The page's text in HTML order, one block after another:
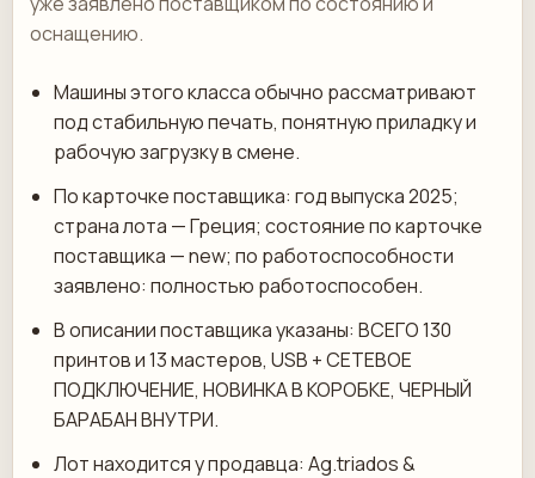
оснащению.
Машины этого класса обычно рассматривают
под стабильную печать, понятную приладку и
рабочую загрузку в смене.
По карточке поставщика: год выпуска 2025;
страна лота — Греция; состояние по карточке
поставщика — new; по работоспособности
заявлено: полностью работоспособен.
В описании поставщика указаны: ВСЕГО 130
принтов и 13 мастеров, USB + СЕТЕВОЕ
ПОДКЛЮЧЕНИЕ, НОВИНКА В КОРОБКЕ, ЧЕРНЫЙ
БАРАБАН ВНУТРИ.
Лот находится у продавца: Ag.triados &